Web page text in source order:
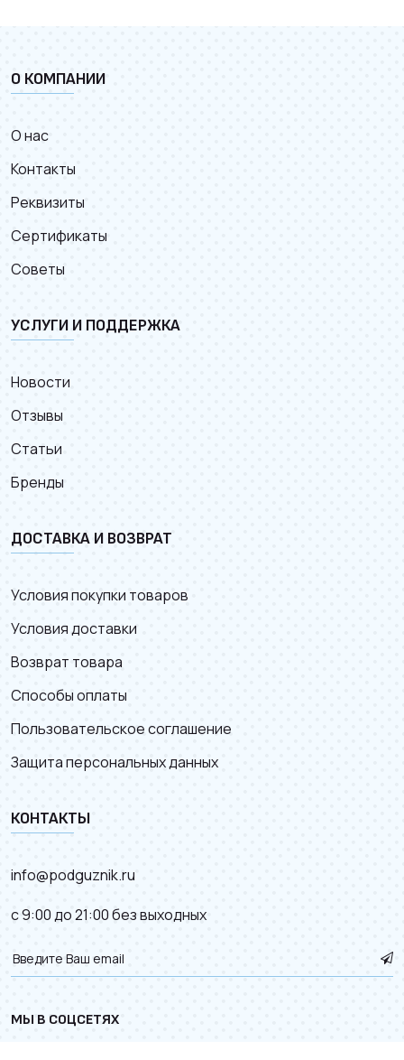
О КОМПАНИИ
О нас
Контакты
Реквизиты
Сертификаты
Советы
УСЛУГИ И ПОДДЕРЖКА
Новости
Отзывы
Статьи
Бренды
ДОСТАВКА И ВОЗВРАТ
Условия покупки товаров
Условия доставки
Возврат товара
Способы оплаты
Пользовательское соглашение
Защита персональных данных
КОНТАКТЫ
info@podguznik.ru
с 9:00 до 21:00 без выходных
МЫ В СОЦСЕТЯХ